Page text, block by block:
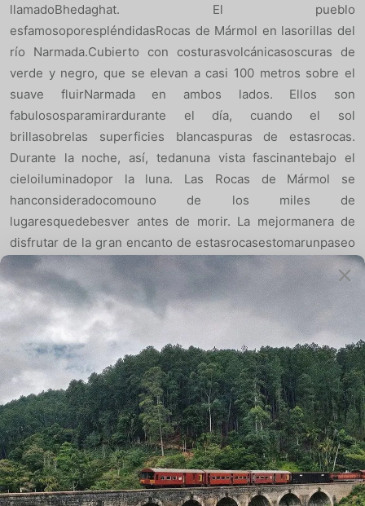
llamadoBhedaghat. El pueblo
esfamosoporespléndidasRocas de Mármol en lasorillas del
río Narmada.Cubierto con costurasvolcánicasoscuras de
verde y negro, que se elevan a casi 100 metros sobre el
suave fluirNarmada en ambos lados. Ellos son
fabulososparamirardurante el día, cuando el sol
brillasobrelas superficies blancaspuras de estasrocas.
Durante la noche, así, tedanuna vista fascinantebajo el
cieloiluminadopor la luna. Las Rocas de Mármol se
hanconsideradocomouno de los miles de
lugaresquedebesver antes de morir. La mejormanera de
disfrutar de la gran encanto de estasrocasestomarunpaseo
en barco en Narmada.
MadanMahal Fort
Sentarsebastante en la parte superior de unacolinarocosa,
este 900 años de antigüedadfortalezadomina el paisaje.
Una vista de laszonasbajas de la fortalezaesbrillante y
hacequevalga la penasuvisita. MadanMahalfortaleza no
tieneningunaobra de fantasía o esculturasornamentadas,
pero la ubicación y la simplicidad de
lafortalezaesfascinante. La fortalezafueconstruidapor el
reyGondMadan Shah en el año 1116 y desdeentonces se ha
convertido en un punto de referenciaparaJabalpur City.